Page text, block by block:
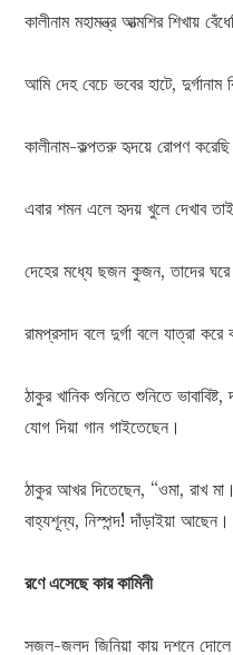
কালীনাম মহামন্ত্র আত্মশির শিখায়
আমি দেহ বেচে ভবের হাটে,
কালীনাম-কল্পতরু হৃদয়ে রোপণ
এবার শমন এলে হৃদয় খুলে দেখাব
দেহের মধ্যে ছজন কুজন, তাদের
রামপ্রসাদ বলে দুর্গা বলে যাত্রা
ঠাকুর খানিক শুনিতে শুনিতে
যোগ দিয়া গান গাইতেছেন।
ঠাকুর আখর দিতেছেন, “ওমা, রাখ
বাহ্যশূন্য, নিস্পন্দ! দাঁড়াইয়া
রণে এসেছে কার কামিনী
সজল-জলদ জিনিয়া কায় দশনে দোলে